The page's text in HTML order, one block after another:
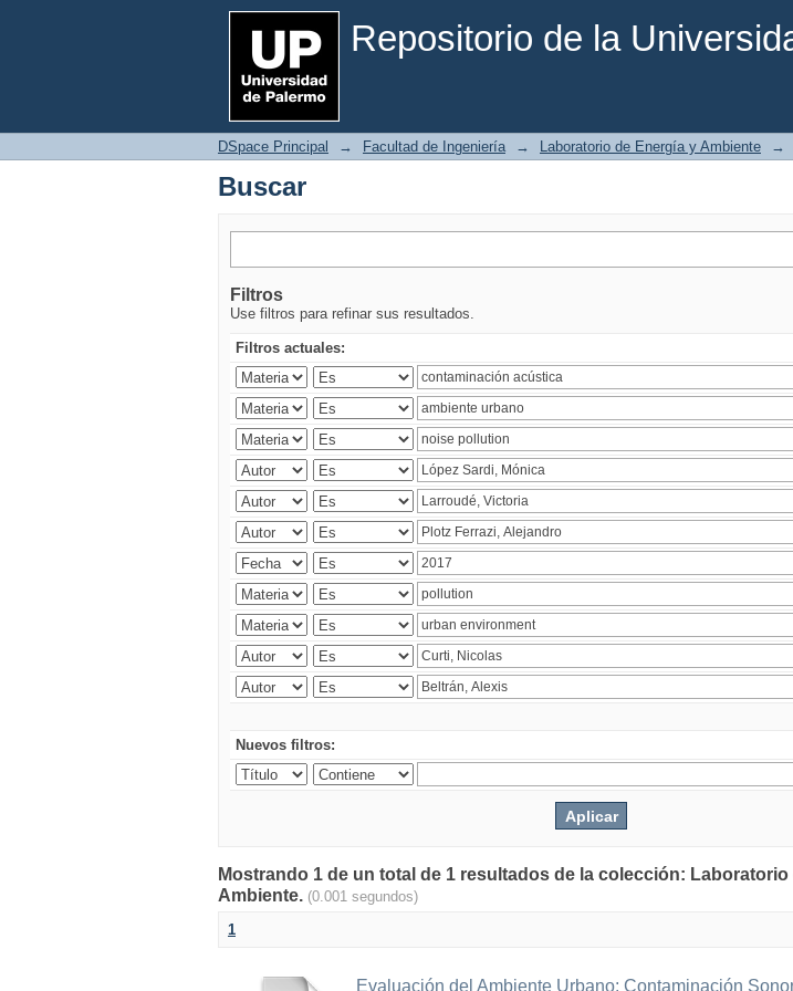
Repositorio de la
Buscar
DSpace Principal → Facultad de Ingeniería → Laboratorio de Energía y Ambiente →
Buscar
Filtros
Use filtros para refinar sus resultados.
Filtros actuales:
Nuevos filtros:
Mostrando 1 de un total de 1 resultados de la colección: Laboratorio
Ambiente. (0.001 segundos)
1
Evaluación del Ambiente Urbano: Contaminación